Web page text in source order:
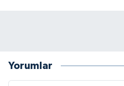
Yorumlar